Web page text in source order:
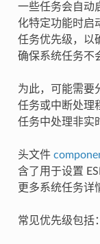
一些任务会自动
化特定功能时启
任务优先级，以
确保系统任务不
为此，可能需要
任务或中断处理
任务中处理非实
头文件
含了用于设置
更多系统任务详
常见优先级包括：